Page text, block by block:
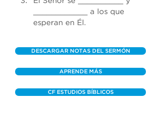
____________ a los que
esperan en Él.
DESCARGAR NOTAS DEL SERMÓN
APRENDE MÁS
CF ESTUDIOS BÍBLICOS